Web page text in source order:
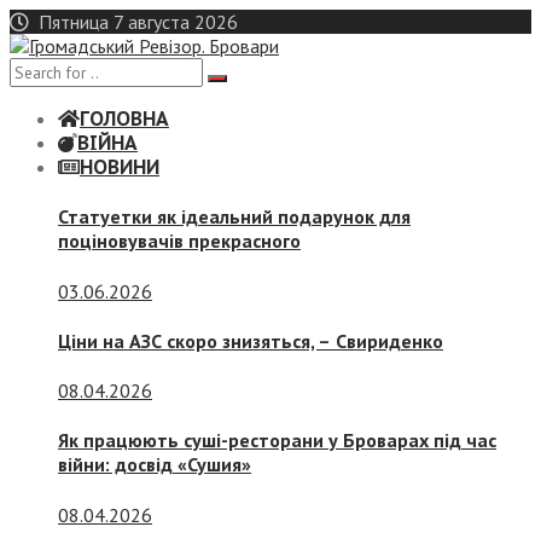
Skip
to
content
Пятница 7 августа 2026
ГОЛОВНА
ВІЙНА
НОВИНИ
Статуетки як ідеальний подарунок для
поціновувачів прекрасного
03.06.2026
Ціни на АЗС скоро знизяться, – Свириденко
08.04.2026
Як працюють суші-ресторани у Броварах під час
війни: досвід «Сушия»
08.04.2026